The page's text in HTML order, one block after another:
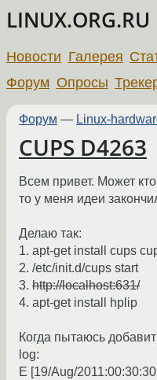
LINUX.ORG.RU
Новости Галерея
Форум Опросы
Форум — Linux-
CUPS D4263
Всем привет. Может
то у меня идеи
Делаю так:
1. apt-get install cups
2. /etc/init.d/cups start
3. http://localhost:631/
4. apt-get install hplip
Когда пытаюсь
log:
E [19/Aug/